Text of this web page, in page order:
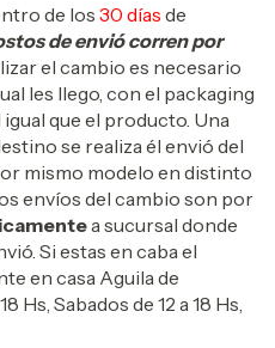
de los 30 días de
de envió corren por
el cambio es necesario
les llego, con el packaging
que el producto. Una
se realiza él envió del
mismo modelo en distinto
envíos del cambio son por
a sucursal donde
Si estas en caba el
en casa Aguila de
Hs, Sabados de 12 a 18 Hs,